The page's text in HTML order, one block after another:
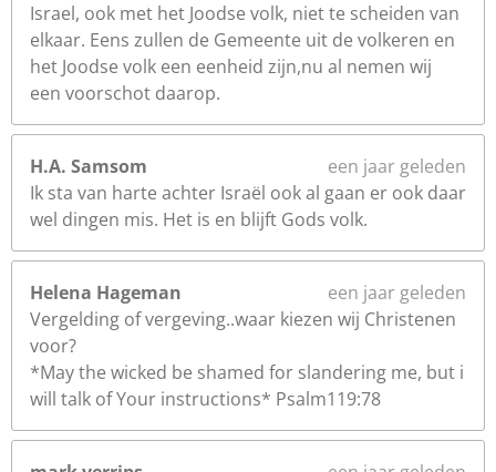
Israel, ook met het Joodse volk, niet te scheiden van
elkaar. Eens zullen de Gemeente uit de volkeren en
het Joodse volk een eenheid zijn,nu al nemen wij
een voorschot daarop.
H.A. Samsom
een jaar geleden
Ik sta van harte achter Israël ook al gaan er ook daar
wel dingen mis. Het is en blijft Gods volk.
Helena Hageman
een jaar geleden
Vergelding of vergeving..waar kiezen wij Christenen
voor?
*May the wicked be shamed for slandering me, but i
will talk of Your instructions* Psalm119:78